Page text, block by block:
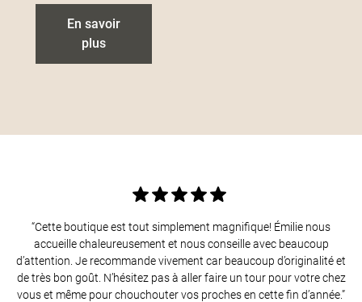
chanvres et qui crée
des teintures en
cueillant des
manquera pas
En savoir
plus
“Cette boutique est tout simplement magnifique! Émilie nous
accueille chaleureusement et nous conseille avec beaucoup
d’attention. Je recommande vivement car beaucoup d’originalité et
de très bon goût. N’hésitez pas à aller faire un tour pour votre chez
vous et même pour chouchouter vos proches en cette fin d’année.”